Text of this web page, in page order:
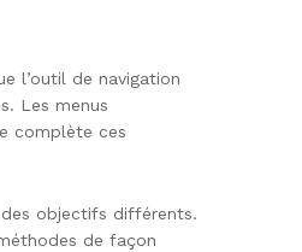
l’outil de navigation
Les menus
complète ces
des objectifs différents.
de façon